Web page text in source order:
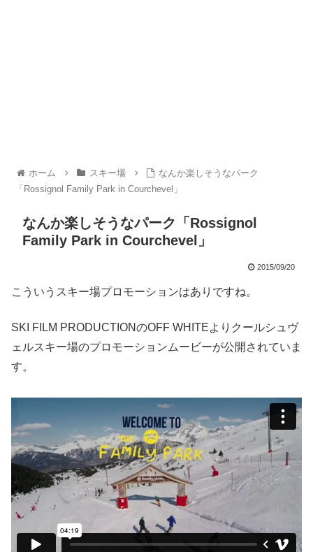
ホーム スキー場
なんか楽しそうなパーク
「Rossignol Family Park in Courchevel」
なんか楽しそうなパーク「Rossignol
Family Park in Courchevel」
2015/09/20
こういうスキー場プロモーションはありですね。
SKI FILM PRODUCTIONのOFF WHITEよりクールシュヴ
ェルスキー場のプロモーションムービーが公開されていま
す。